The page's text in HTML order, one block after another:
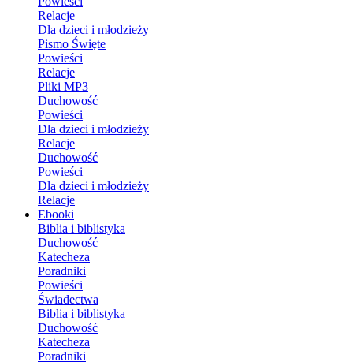
Relacje
Dla dzieci i młodzieży
Pismo Święte
Powieści
Relacje
Pliki MP3
Duchowość
Powieści
Dla dzieci i młodzieży
Relacje
Duchowość
Powieści
Dla dzieci i młodzieży
Relacje
Ebooki
Biblia i biblistyka
Duchowość
Katecheza
Poradniki
Powieści
Świadectwa
Biblia i biblistyka
Duchowość
Katecheza
Poradniki